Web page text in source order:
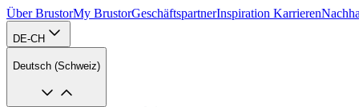
Über BrustorMy BrustorGeschäftspartnerInspiration Karrieren
DE-CH
Deutsch (Schweiz)